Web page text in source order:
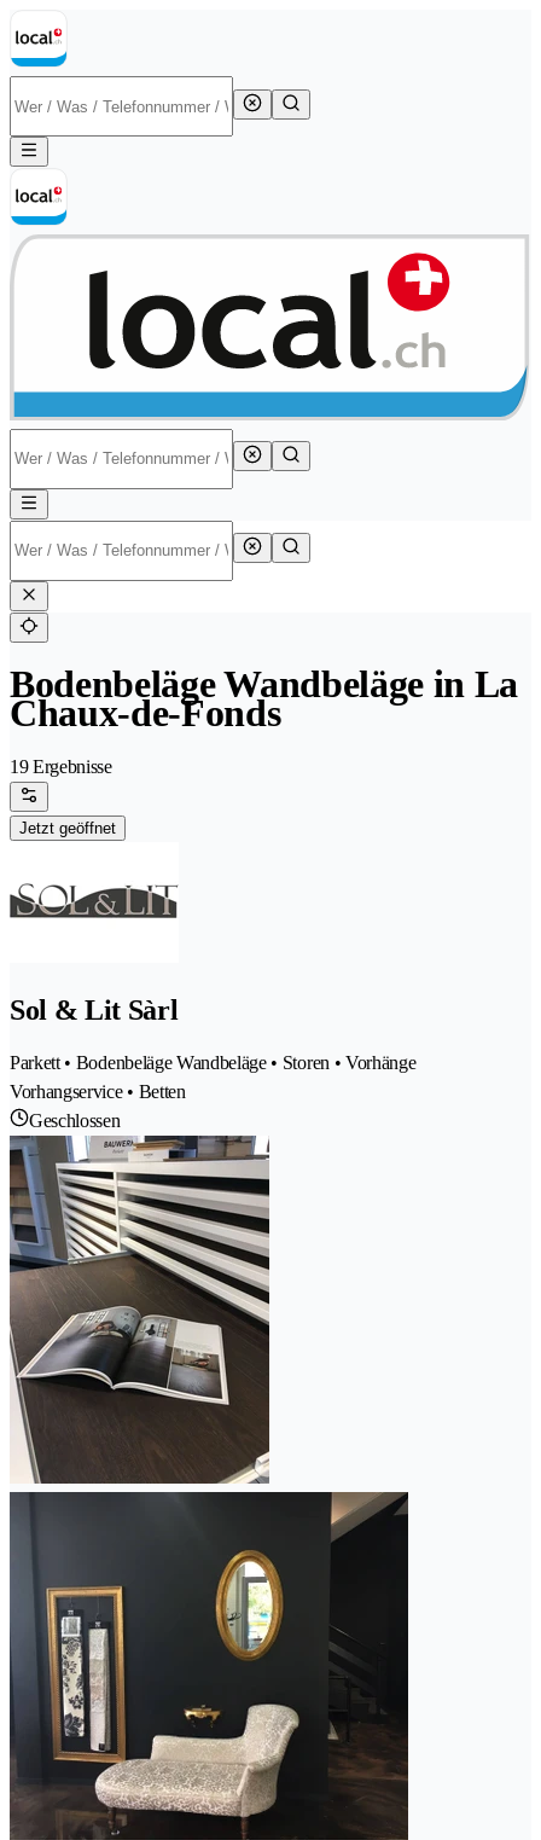
Bodenbeläge Wandbeläge in La
Chaux-de-Fonds
19 Ergebnisse
Jetzt geöffnet
Sol & Lit Sàrl
Parkett • Bodenbeläge Wandbeläge • Storen • Vorhänge
Vorhangservice • Betten
Geschlossen